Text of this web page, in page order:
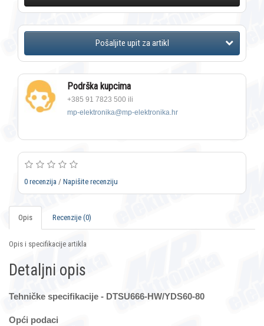
Podrška kupcima
+385 91 7823 500 ili
mp-elektronika@mp-elektronika.hr
0 recenzija / Napišite recenziju
Opis Recenzije (0)
Opis i specifikacije artikla
Detaljni opis
Tehničke specifikacije - DTSU666-HW/YDS60-80
Opći podaci